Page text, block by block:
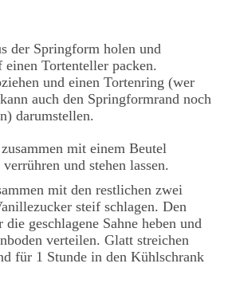
der Springform holen und
einen Tortenteller packen.
und einen Tortenring (wer
auch den Springformrand noch
darumstellen.
mit einem Beutel
und stehen lassen.
mit den restlichen zwei
steif schlagen. Den
geschlagene Sahne heben und
verteilen. Glatt streichen
für 1 Stunde in den Kühlschrank